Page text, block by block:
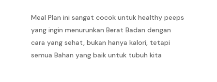
Meal Plan ini sangat cocok untuk healthy peeps
yang ingin menurunkan Berat Badan dengan
cara yang sehat, bukan hanya kalori, tetapi
semua Bahan yang baik untuk tubuh kita